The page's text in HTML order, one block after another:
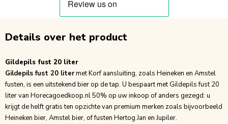
Details over het product
Gildepils fust 20 liter
Gildepils fust 20 litermet Korf aansluiting, zoals Heineken en Amstel
fusten, is een uitstekend bier op de tap. U bespaart metGildepils fust 20
litervan Horecagoedkoop.nl 50% op uw inkoop of anders gezegd: u
krijgt de helft gratis ten opzichte van premium merken zoals bijvoorbeeld
Heineken bier, Amstel bier, of fusten Hertog Jan en Jupiler.